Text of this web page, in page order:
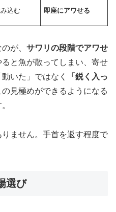
込む 即座にアワせる
が、 サワリの段階でアワせ
と魚が散ってしまい、寄せ
いた」ではなく
「鋭く入っ
見極めができるようになる
ません。手首を返す程度で
選び